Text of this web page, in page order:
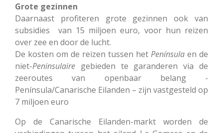
Grote gezinnen
Daarnaast profiteren grote gezinnen ook van
subsidies van 15 miljoen euro, voor hun reizen
over zee en door de lucht.
De kosten om de reizen tussen het Península en de
niet-Peninsulaire gebieden te garanderen via de
zeeroutes van openbaar belang -
Península/Canarische Eilanden – zijn vastgesteld op
7 miljoen euro
Op de Canarische Eilanden-markt worden de